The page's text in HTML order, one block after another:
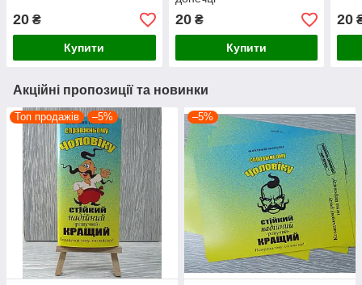
20 ₴
Купити
20₴
Купити
20
Акційні пропозиції та новинки
Топ продажів –5% –5%